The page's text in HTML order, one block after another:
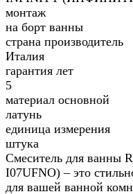
монтаж
на борт ванны
страна производитель
Италия
гарантия лет
5
материал основной
латунь
единица измерения
штука
Смеситель для ванны
I07UFNO) – это
для вашей ванной